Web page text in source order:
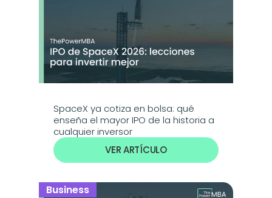
SpaceX ya cotiza en bolsa: qué
enseña el mayor IPO de la historia a
cualquier inversor
VER ARTÍCULO
Business